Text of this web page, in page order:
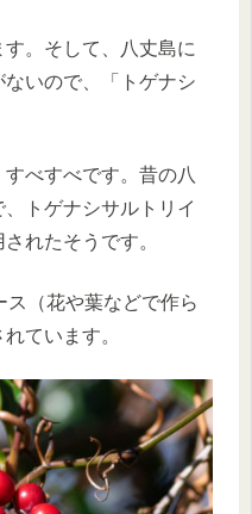
。そして、八丈島に
いので、「トゲナシ
べすべです。昔の八
トゲナシサルトリイ
れたそうです。
ス（花や葉などで作ら
ています。